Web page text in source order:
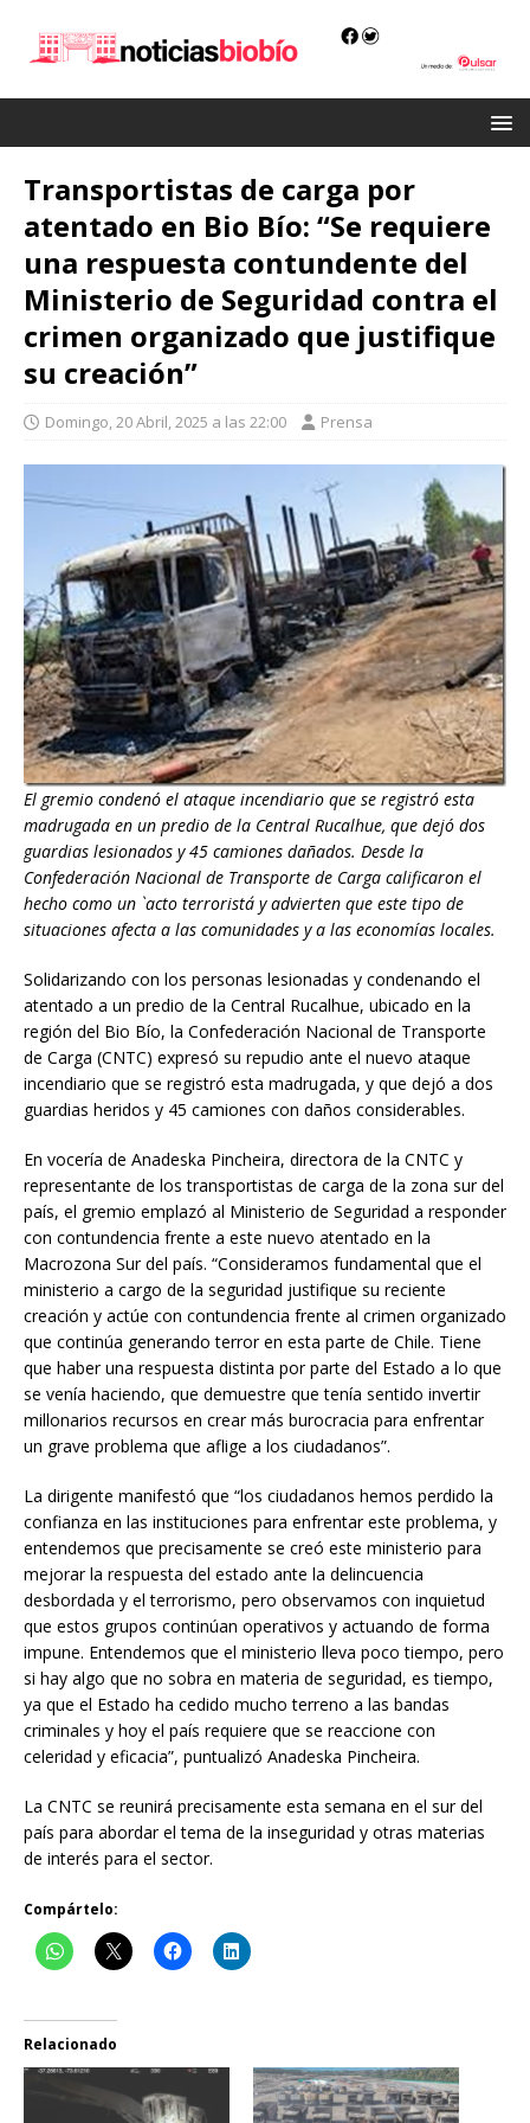
Transportistas de carga por
atentado en Bio Bío: “Se requiere
una respuesta contundente del
Ministerio de Seguridad contra el
crimen organizado que justifique
su creación”
Domingo, 20 Abril, 2025 a las 22:00 Prensa
El gremio condenó el ataque incendiario que se registró esta
madrugada en un predio de la Central Rucalhue, que dejó dos
guardias lesionados y 45 camiones dañados. Desde la
Confederación Nacional de Transporte de Carga calificaron el
hecho como un `acto terrorista´ y advierten que este tipo de
situaciones afecta a las comunidades y a las economías locales.
Solidarizando con los personas lesionadas y condenando el
atentado a un predio de la Central Rucalhue, ubicado en la
región del Bio Bío, la Confederación Nacional de Transporte
de Carga (CNTC) expresó su repudio ante el nuevo ataque
incendiario que se registró esta madrugada, y que dejó a dos
guardias heridos y 45 camiones con daños considerables.
En vocería de Anadeska Pincheira, directora de la CNTC y
representante de los transportistas de carga de la zona sur del
país, el gremio emplazó al Ministerio de Seguridad a responder
con contundencia frente a este nuevo atentado en la
Macrozona Sur del país. “Consideramos fundamental que el
ministerio a cargo de la seguridad justifique su reciente
creación y actúe con contundencia frente al crimen organizado
que continúa generando terror en esta parte de Chile. Tiene
que haber una respuesta distinta por parte del Estado a lo que
se venía haciendo, que demuestre que tenía sentido invertir
millonarios recursos en crear más burocracia para enfrentar
un grave problema que aflige a los ciudadanos”.
La dirigente manifestó que “los ciudadanos hemos perdido la
confianza en las instituciones para enfrentar este problema, y
entendemos que precisamente se creó este ministerio para
mejorar la respuesta del estado ante la delincuencia
desbordada y el terrorismo, pero observamos con inquietud
que estos grupos continúan operativos y actuando de forma
impune. Entendemos que el ministerio lleva poco tiempo, pero
si hay algo que no sobra en materia de seguridad, es tiempo,
ya que el Estado ha cedido mucho terreno a las bandas
criminales y hoy el país requiere que se reaccione con
celeridad y eficacia”, puntualizó Anadeska Pincheira.
La CNTC se reunirá precisamente esta semana en el sur del
país para abordar el tema de la inseguridad y otras materias
de interés para el sector.
Compártelo:
Relacionado